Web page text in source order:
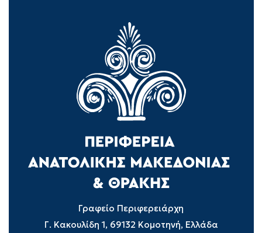
Γραφείο Περιφερειάρχη
Γ. Κακουλίδη 1, 69132 Κομοτηνή, Ελλάδα